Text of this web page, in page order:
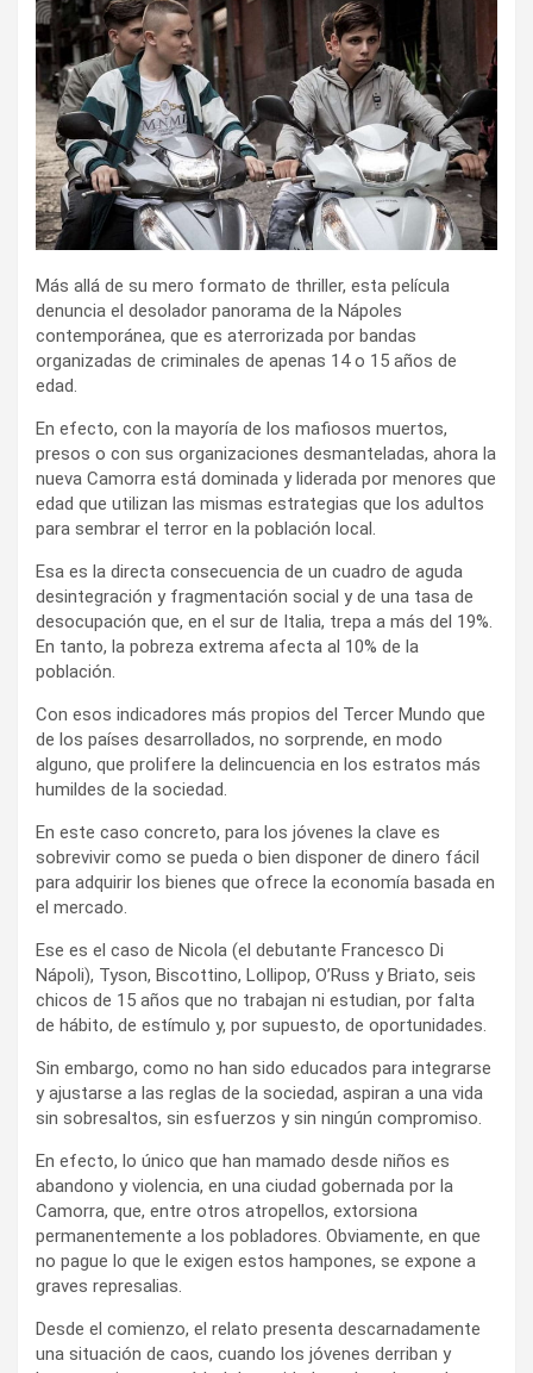
Más allá de su mero formato de thriller, esta película
denuncia el desolador panorama de la Nápoles
contemporánea, que es aterrorizada por bandas
organizadas de criminales de apenas 14 o 15 años de
edad.
En efecto, con la mayoría de los mafiosos muertos,
presos o con sus organizaciones desmanteladas, ahora la
nueva Camorra está dominada y liderada por menores que
edad que utilizan las mismas estrategias que los adultos
para sembrar el terror en la población local.
Esa es la directa consecuencia de un cuadro de aguda
desintegración y fragmentación social y de una tasa de
desocupación que, en el sur de Italia, trepa a más del 19%.
En tanto, la pobreza extrema afecta al 10% de la
población.
Con esos indicadores más propios del Tercer Mundo que
de los países desarrollados, no sorprende, en modo
alguno, que prolifere la delincuencia en los estratos más
humildes de la sociedad.
En este caso concreto, para los jóvenes la clave es
sobrevivir como se pueda o bien disponer de dinero fácil
para adquirir los bienes que ofrece la economía basada en
el mercado.
Ese es el caso de Nicola (el debutante Francesco Di
Nápoli), Tyson, Biscottino, Lollipop, O’Russ y Briato, seis
chicos de 15 años que no trabajan ni estudian, por falta
de hábito, de estímulo y, por supuesto, de oportunidades.
Sin embargo, como no han sido educados para integrarse
y ajustarse a las reglas de la sociedad, aspiran a una vida
sin sobresaltos, sin esfuerzos y sin ningún compromiso.
En efecto, lo único que han mamado desde niños es
abandono y violencia, en una ciudad gobernada por la
Camorra, que, entre otros atropellos, extorsiona
permanentemente a los pobladores. Obviamente, en que
no pague lo que le exigen estos hampones, se expone a
graves represalias.
Desde el comienzo, el relato presenta descarnadamente
una situación de caos, cuando los jóvenes derriban y